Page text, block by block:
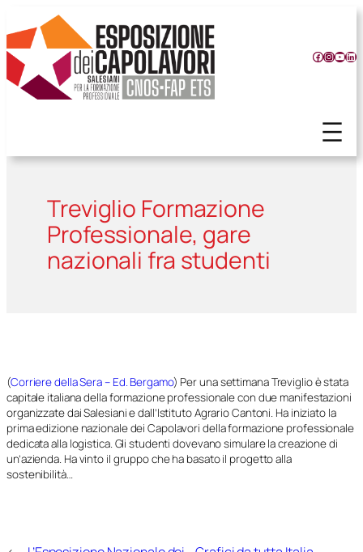
al
contenuto
Facebook
Treviglio Formazione
Professionale, gare
nazionali fra studenti
(Corriere della Sera – Ed. Bergamo) Per una settimana Treviglio è stata
capitale italiana della formazione professionale con due manifestazioni
organizzate dai Salesiani e dall’Istituto Agrario Cantoni. Ha iniziato la
prima edizione nazionale dei Capolavori della formazione professionale
dedicata alla logistica. Gli studenti dovevano simulare la creazione di
un’azienda. Ha vinto il gruppo che ha basato il progetto alla
sostenibilità…